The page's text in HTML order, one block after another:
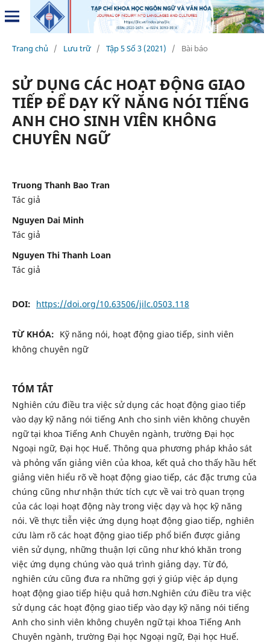
Trang chủ / Lưu trữ / Tập 5 Số 3 (2021) / Bài báo
SỬ DỤNG CÁC HOẠT ĐỘNG GIAO
TIẾP ĐỂ DẠY KỸ NĂNG NÓI TIẾNG
ANH CHO SINH VIÊN KHÔNG
CHUYÊN NGỮ
Truong Thanh Bao Tran
Tác giả
Nguyen Dai Minh
Tác giả
Nguyen Thi Thanh Loan
Tác giả
DOI: https://doi.org/10.63506/jilc.0503.118
TỪ KHÓA: Kỹ năng nói, hoạt động giao tiếp, sinh viên
không chuyên ngữ
TÓM TẮT
Nghiên cứu điều tra việc sử dụng các hoạt động giao tiếp
vào dạy kỹ năng nói tiếng Anh cho sinh viên không chuyên
ngữ tại khoa Tiếng Anh Chuyên ngành, trường Đại học
Ngoại ngữ, Đại học Huế. Thông qua phương pháp khảo sát
và phỏng vấn giảng viên của khoa, kết quả cho thấy hầu hết
giảng viên hiểu rõ về hoạt động giao tiếp, các đặc trưng của
chúng cũng như nhận thức tích cực về vai trò quan trọng
của các loại hoạt động này trong việc dạy và học kỹ năng
nói. Về thực tiễn việc ứng dụng hoạt động giao tiếp, nghiên
cứu làm rõ các hoạt động giao tiếp phổ biến được giảng
viên sử dụng, những thuận lợi cũng như khó khăn trong
việc ứng dụng chúng vào quá trình giảng dạy. Từ đó,
nghiên cứu cũng đưa ra những gợi ý giúp việc áp dụng
hoạt động giao tiếp hiệu quả hơn.Nghiên cứu điều tra việc
sử dụng các hoạt động giao tiếp vào dạy kỹ năng nói tiếng
Anh cho sinh viên không chuyên ngữ tại khoa Tiếng Anh
Chuyên ngành, trường Đại học Ngoại ngữ, Đại học Huế.